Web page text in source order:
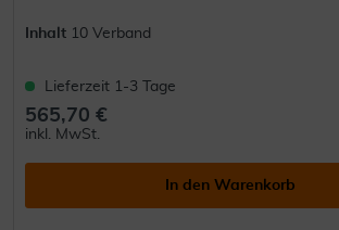
Inhalt 10 Verband
Lieferzeit 1-3 Tage
565,70 €
inkl. MwSt.
In den Warenkorb